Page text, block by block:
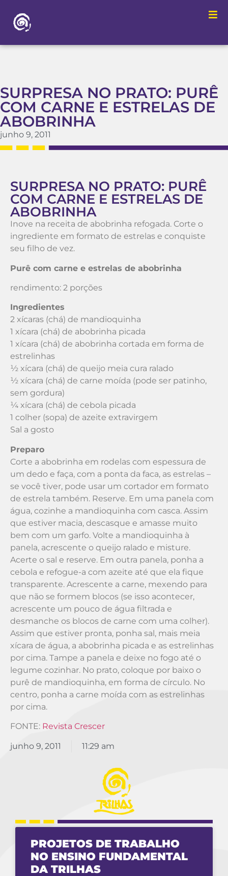
SURPRESA NO PRATO: PURÊ
COM CARNE E ESTRELAS DE
ABOBRINHA
junho 9, 2011
SURPRESA NO PRATO: PURÊ
COM CARNE E ESTRELAS DE
ABOBRINHA
Inove na receita de abobrinha refogada. Corte o
ingrediente em formato de estrelas e conquiste
seu filho de vez.
Purê com carne e estrelas de abobrinha
rendimento: 2 porções
Ingredientes
2 xícaras (chá) de mandioquinha
1 xícara (chá) de abobrinha picada
1 xícara (chá) de abobrinha cortada em forma de
estrelinhas
½ xícara (chá) de queijo meia cura ralado
½ xícara (chá) de carne moída (pode ser patinho,
sem gordura)
¼ xícara (chá) de cebola picada
1 colher (sopa) de azeite extravirgem
Sal a gosto
Preparo
Corte a abobrinha em rodelas com espessura de
um dedo e faça, com a ponta da faca, as estrelas –
se você tiver, pode usar um cortador em formato
de estrela também. Reserve. Em uma panela com
água, cozinhe a mandioquinha com casca. Assim
que estiver macia, descasque e amasse muito
bem com um garfo. Volte a mandioquinha à
panela, acrescente o queijo ralado e misture.
Acerte o sal e reserve. Em outra panela, ponha a
cebola e refogue-a com azeite até que ela fique
transparente. Acrescente a carne, mexendo para
que não se formem blocos (se isso acontecer,
acrescente um pouco de água filtrada e
desmanche os blocos de carne com uma colher).
Assim que estiver pronta, ponha sal, mais meia
xícara de água, a abobrinha picada e as estrelinhas
por cima. Tampe a panela e deixe no fogo até o
legume cozinhar. No prato, coloque por baixo o
purê de mandioquinha, em forma de círculo. No
centro, ponha a carne moída com as estrelinhas
por cima.
FONTE: Revista Crescer
junho 9, 2011 11:29 am
PROJETOS DE TRABALHO
NO ENSINO FUNDAMENTAL
DA TRILHAS